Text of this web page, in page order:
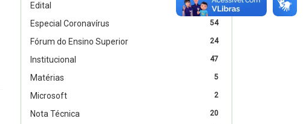
4
Edital
54
Especial Coronavírus
24
Fórum do Ensino Superior
47
Institucional
5
Matérias
2
Microsoft
20
Nota Técnica